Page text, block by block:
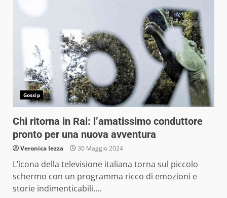
Gossip
Chi ritorna in Rai: l’amatissimo conduttore
pronto per una nuova avventura
Veronica Iezza 30 Maggio 2024
L’icona della televisione italiana torna sul piccolo
schermo con un programma ricco di emozioni e
storie indimenticabili....